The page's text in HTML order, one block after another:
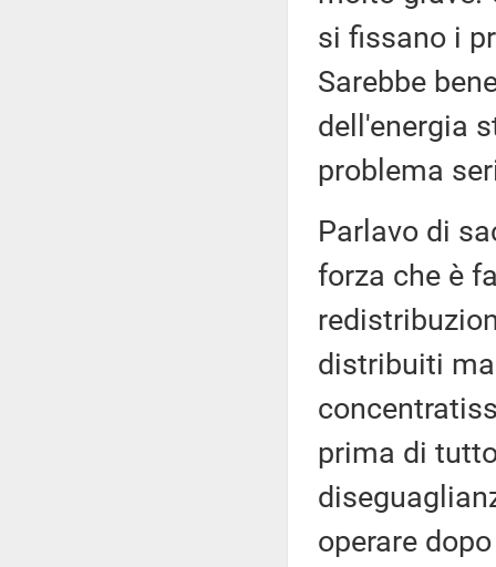
si fissano i
Sarebbe
dell'energia
problema
Parlavo di
forza che è
distribuiti
prima di
operare